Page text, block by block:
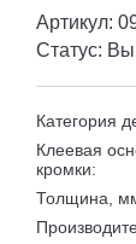
Артикул:
Статус:
Категория
Клеевая
кромки:
Толщина,